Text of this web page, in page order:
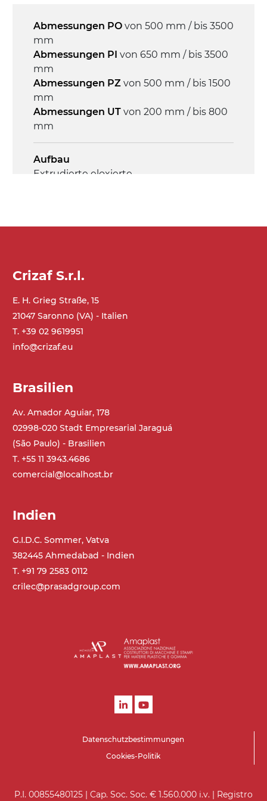
3Ph
Geschwindigkeit
4 m/Minute
Steuerung
On/Off, E-Stopp, Motor-
Überlastungsschutz
Abmessungen PO von 500 mm / bis 3500
mm
Abmessungen PI von 650 mm / bis 3500
mm
Abmessungen PZ von 500 mm / bis 1500
mm
Abmessungen UT von 200 mm / bis 800
mm
Aufbau
Extrudierte eloxierte
Alu-Legierung
Ständer
Stahlteleskope schwarz lackiert RAL
9005, verzinkte Metallrohrfüße,
schwenkbare Räder ohne Bremse
Förderfläche
(FDA) mit in die Förderfläche integrierten
Seitenwänden
Rippen aus PU
.
direkt, Zug (linke Seite),
Untersetzungsgetriebe mit Kupplung, 3-
phasiger Asynchronmotor für
Mehrfachspannung 230/400Vac-50Hz-
On/Off, E-Stopp, Motor-
Crizaf S.r.l.
E. H. Grieg Straße, 15
21047 Saronno (VA) - Italien
T. +39 02 9619951
info@crizaf.eu
Brasilien
Av. Amador Aguiar, 178
02998-020 Stadt Empresarial Jaraguá
(São Paulo) - Brasilien
T. +55 11 3943.4686
comercial@localhost.br
Indien
G.I.D.C. Sommer, Vatva
382445 Ahmedabad - Indien
T. +91 79 2583 0112
crilec@prasadgroup.com
Datenschutzbestimmungen
Cookies-Politik
P.I. 00855480125 | Cap. Soc. Soc. € 1.560.000 i.v. | Registro